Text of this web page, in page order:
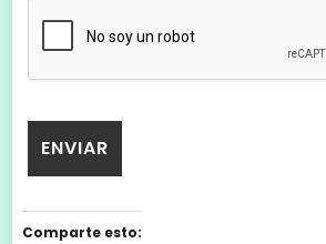
Comparte esto: